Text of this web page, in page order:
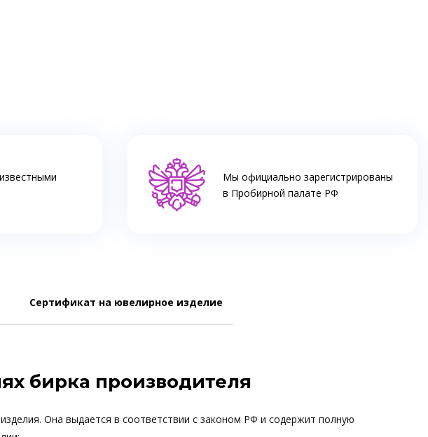
Мы официально зарегистрированы
в Пробирной палате РФ
Сертификат на ювелирное изделие
бирка производителя
Она выдается в соответствии с законом РФ и содержит полную